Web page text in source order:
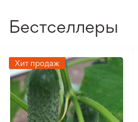
Бестселлеры
Хит продаж